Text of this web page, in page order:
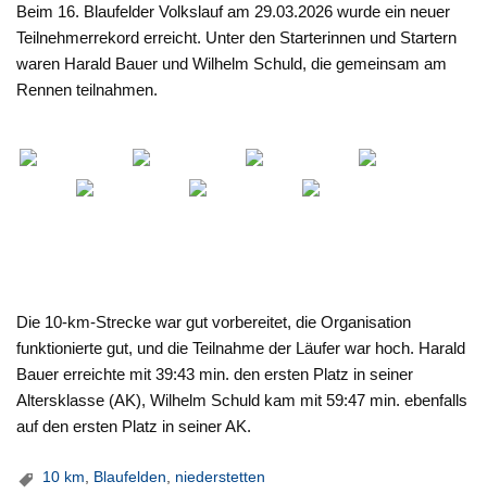
Beim 16. Blaufelder Volkslauf am 29.03.2026 wurde ein neuer
Teilnehmerrekord erreicht. Unter den Starterinnen und Startern
waren Harald Bauer und Wilhelm Schuld, die gemeinsam am
Rennen teilnahmen.
Die 10-km-Strecke war gut vorbereitet, die Organisation
funktionierte gut, und die Teilnahme der Läufer war hoch. Harald
Bauer erreichte mit 39:43 min. den ersten Platz in seiner
Altersklasse (AK), Wilhelm Schuld kam mit 59:47 min. ebenfalls
auf den ersten Platz in seiner AK.
10 km, Blaufelden, niederstetten